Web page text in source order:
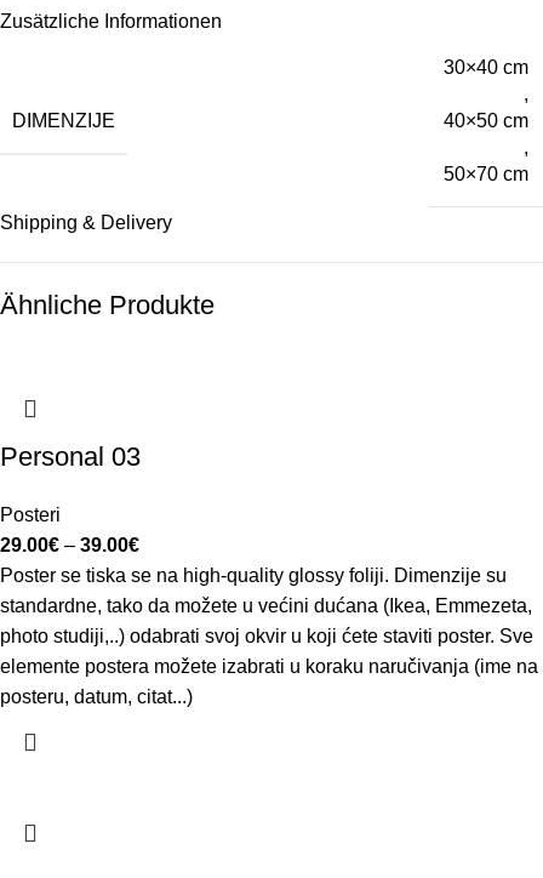
Zusätzliche Informationen
DIMENZIJE
30×40 cm
,
40×50 cm
,
50×70 cm
Shipping & Delivery
Ähnliche Produkte
Personal 03
Posteri
29.00€ – 39.00€
Poster se tiska se na high-quality glossy foliji. Dimenzije su
standardne, tako da možete u većini dućana (Ikea, Emmezeta,
photo studiji,..) odabrati svoj okvir u koji ćete staviti poster. Sve
elemente postera možete izabrati u koraku naručivanja (ime na
posteru, datum, citat...)